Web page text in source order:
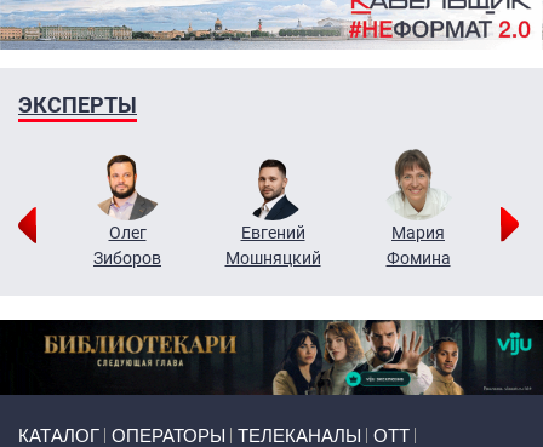
ЭКСПЕРТЫ
Олег
Зиборов
Евгений
Мошняцкий
Мария
Фомина
КАТАЛОГ ОПЕРАТОРЫ ТЕЛЕКАНАЛЫ ОТТ